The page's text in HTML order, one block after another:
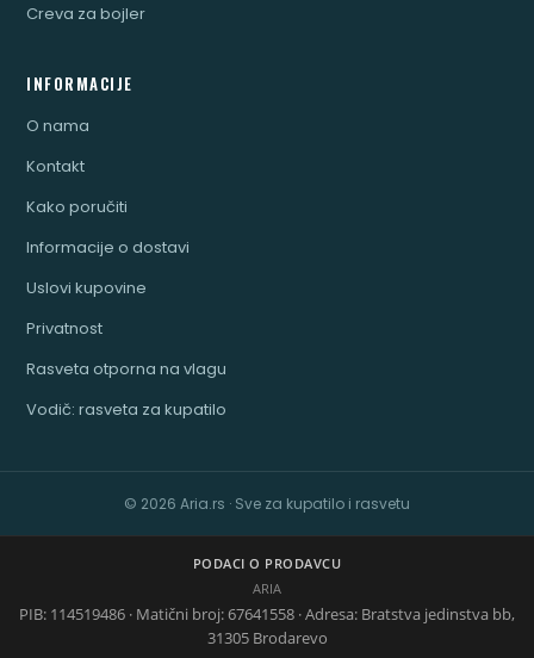
Creva za bojler
INFORMACIJE
O nama
Kontakt
Kako poručiti
Informacije o dostavi
Uslovi kupovine
Privatnost
Rasveta otporna na vlagu
Vodič: rasveta za kupatilo
© 2026 Aria.rs · Sve za kupatilo i rasvetu
PODACI O PRODAVCU
ARIA
PIB: 114519486 · Matični broj: 67641558 · Adresa: Bratstva jedinstva bb,
31305 Brodarevo